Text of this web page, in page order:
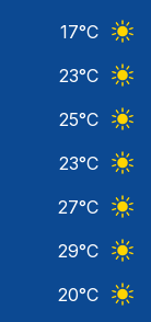
17°C
23°C
25°C
23°C
27°C
29°C
20°C